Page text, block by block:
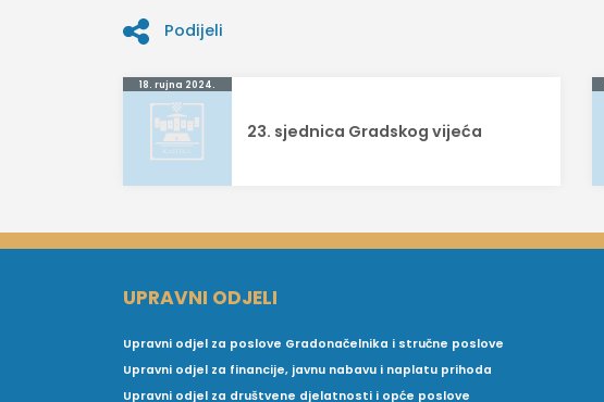
Podijeli
Navigacija
objava
18. rujna 2024.
23. sjednica Gradskog vijeća
UPRAVNI ODJELI
Upravni odjel za poslove Gradonačelnika i stručne poslove
Upravni odjel za financije, javnu nabavu i naplatu prihoda
Upravni odjel za društvene djelatnosti i opće poslove